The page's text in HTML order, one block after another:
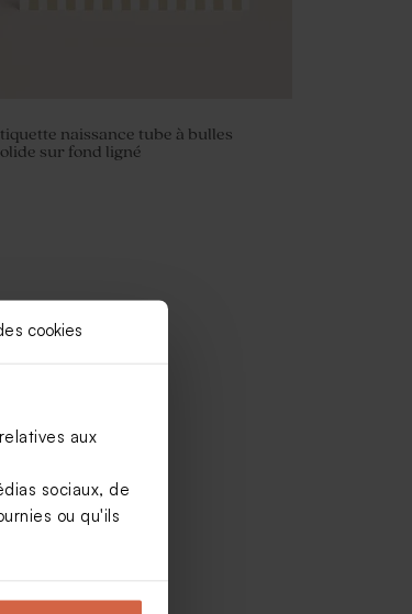
cookies
aux
sociaux, de
ou qu'ils
naissance tube à bulles
sur fond ligné